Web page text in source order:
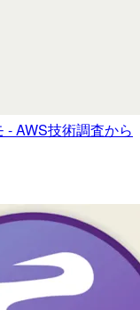
AWS技術調査から